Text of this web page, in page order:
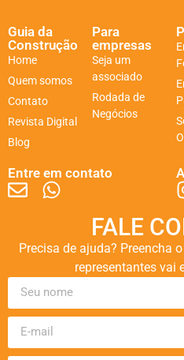
Guia da
Construção
Home
Quem somos
Contato
Revista Digital
Blog
Para
empresas
Seja um
associado
Rodada de
Negócios
Entre em contato
FALE
Precisa de ajuda? Preencha
representantes vai